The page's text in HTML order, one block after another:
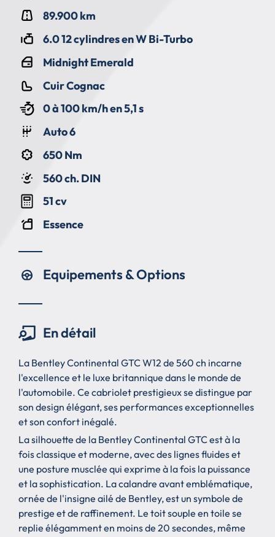
89.900 km
6.0 12 cylindres en W Bi-Turbo
Midnight Emerald
Cuir Cognac
0 à 100 km/h en 5,1 s
Auto 6
650 Nm
560 ch. DIN
51 cv
Essence
Equipements & Options
En détail
La Bentley Continental GTC W12 de 560 ch incarne
l'excellence et le luxe britannique dans le monde de
l'automobile. Ce cabriolet prestigieux se distingue par
son design élégant, ses performances exceptionnelles
et son confort inégalé.
La silhouette de la Bentley Continental GTC est à la
fois classique et moderne, avec des lignes fluides et
une posture musclée qui exprime à la fois la puissance
et la sophistication. La calandre avant emblématique,
ornée de l'insigne ailé de Bentley, est un symbole de
prestige et de raffinement. Le toit souple en toile se
replie élégamment en moins de 20 secondes, même